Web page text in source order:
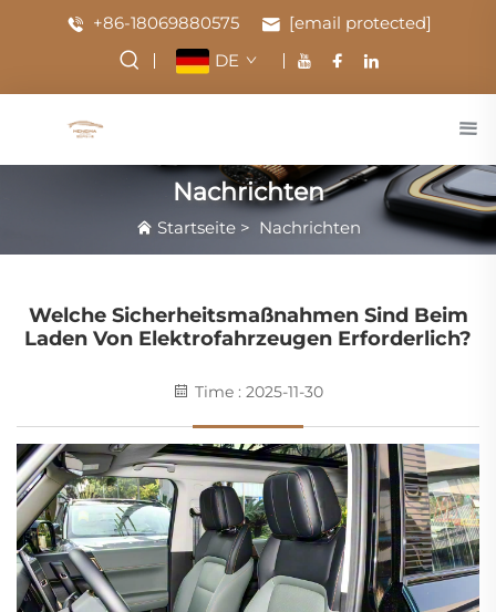
+86-18069880575
[email protected]
DE
Nachrichten
Startseite> Nachrichten
Welche Sicherheitsmaßnahmen Sind Beim
Laden Von Elektrofahrzeugen Erforderlich?
Time : 2025-11-30